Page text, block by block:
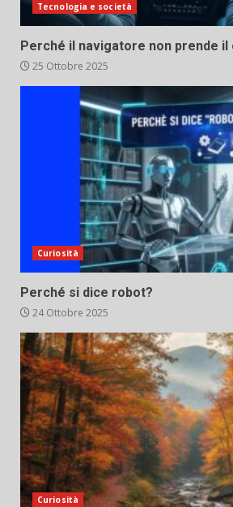
Tecnologia e società
Perché il navigatore non prende il
25 Ottobre 2025
Curiosità
Perché si dice robot?
24 Ottobre 2025
Curiosità